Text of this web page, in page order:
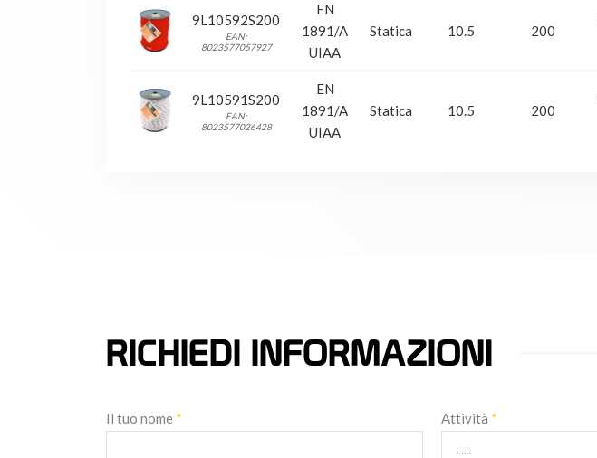
9L10592S200
EAN:
8023577057927
EN
1891/A
UIAA
Statica 10.5 200
9L10591S200
EAN:
8023577026428
EN
1891/A
UIAA
Statica 10.5 200
RICHIEDI INFORMAZIONI
Il tuo nome * Attività *